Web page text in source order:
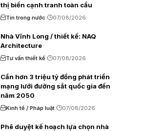
thị biển cạnh tranh toàn cầu
Tin trong nước 07/08/2026
Nhà Vĩnh Long / thiết kế: NAQ
Architecture
Tư vấn thiết kế 07/08/2026
Cần hơn 3 triệu tỷ đồng phát triển
mạng lưới đường sắt quốc gia đến
năm 2050
Kinh tế / Pháp luật 07/08/2026
Phê duyệt kế hoạch lựa chọn nhà